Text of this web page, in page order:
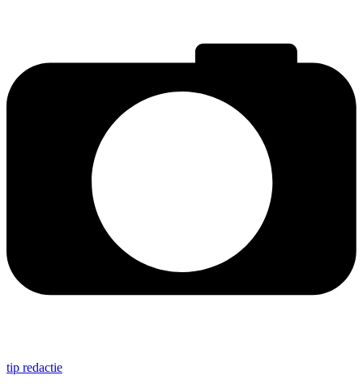
tip redactie